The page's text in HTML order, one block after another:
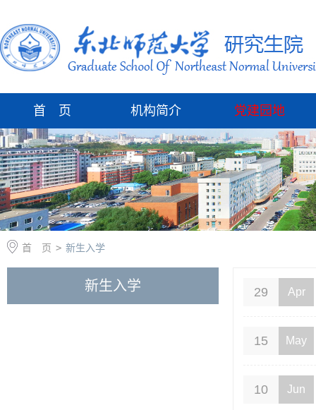
首 页 机构简介 党建园地
首 页 > 新生入学
新生入学 29 Apr
15 May
10 Jun